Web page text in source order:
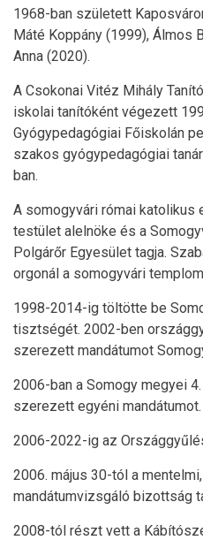
1968-ban született
Máté Koppány (1999), Álmos
Anna (2020).
A Csokonai Vitéz Mihály
iskolai tanítóként végezett
Gyógypedagógiai Főiskolán
szakos gyógypedagógiai
ban.
A somogyvári római
testület alelnöke és a
Polgárőr Egyesület tagja.
orgonál a somogyvári
1998-2014-ig töltötte be
tisztségét. 2002-ben
szerezett mandátumot
2006-ban a Somogy megyei
szerezett egyéni mandátumot.
2006-2022-ig az
2006. május 30-tól a
mandátumvizsgáló bizottság
2008-tól részt vett a